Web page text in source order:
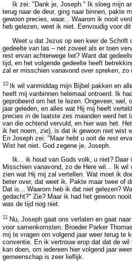
Ik zei: "Dank je, Joseph." Ik sloeg mijn
terug naar de deur, ging naar binnen, pakte
gewoon precies, waar... Waarom ik nooit
heb gelezen, weet ik niet. Eenvoudig voor
Weet u dat Jezus op een keer de Schrift
gedeelte van las – net zoveel als er toen
rest ervan achterwege liet? Want dat
tijd, en het volgende gedeelte heeft
zal er misschien vanavond over spreken, zo
10
Ik wil vanmiddag mijn Bijbel pakken en
heeft mij vanbinnen helemaal ontroerd. Ik
geprobeerd om het te lezen. Ongeveer, wel,
jaar geleden, en alles wat Hij mij heeft
precies in de laatste zes maanden werd het
van die ochtend vervuld, en hier was het.
ik het noem, zie), is dat ik gewoon niet wist
En Joseph zei: "Maar hebt u ooit de rest
Wist het niet. God zegene je, Joseph.
Ik... ik houd van Gods volk, u niet? Daar
Misschien vanavond, zo de Here wil... Ik wil
zien wat Hij mij zal vertellen. Wat moet ik
beter over, dat weet ik. Pakte maar twee of
Dat is... Waarom heb ik dat niet gelezen?
gedacht?" Zie? Maar ik had het gewoon
was de tijd nog niet.
11
Nu, Joseph gaat ons verlaten en gaat
voor samenkomsten. Broeder Parker
mij te vragen om volgend jaar weer terug te
conventie. En ik vertrouw erop dat dat de
kan doen, om iedereen hier volgend jaar
gemeenschap is zeer lieflijk.